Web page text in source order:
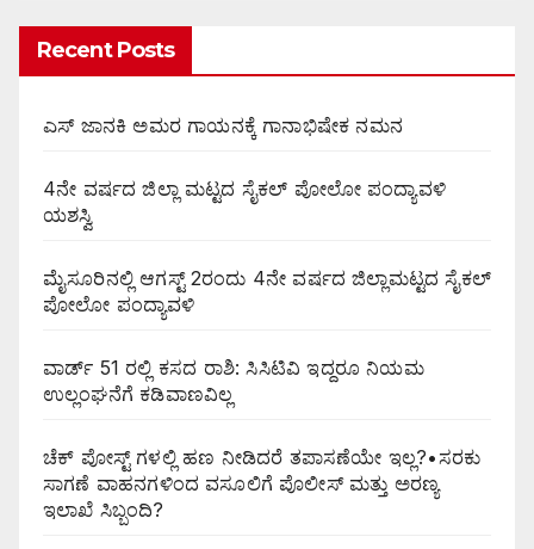
Recent Posts
ಎಸ್ ಜಾನಕಿ ಅಮರ ಗಾಯನಕ್ಕೆ ಗಾನಾಭಿಷೇಕ ನಮನ
4ನೇ ವರ್ಷದ ಜಿಲ್ಲಾ ಮಟ್ಟದ ಸೈಕಲ್ ಪೋಲೋ ಪಂದ್ಯಾವಳಿ
ಯಶಸ್ವಿ
ಮೈಸೂರಿನಲ್ಲಿ ಆಗಸ್ಟ್‌ 2ರಂದು 4ನೇ ವರ್ಷದ ಜಿಲ್ಲಾಮಟ್ಟದ ಸೈಕಲ್
ಪೋಲೋ ಪಂದ್ಯಾವಳಿ
ವಾರ್ಡ್ 51 ರಲ್ಲಿ ಕಸದ ರಾಶಿ: ಸಿಸಿಟಿವಿ ಇದ್ದರೂ ನಿಯಮ
ಉಲ್ಲಂಘನೆಗೆ ಕಡಿವಾಣವಿಲ್ಲ
ಚೆಕ್ ಪೋಸ್ಟ್ ಗಳಲ್ಲಿ ಹಣ ನೀಡಿದರೆ ತಪಾಸಣೆಯೇ ಇಲ್ಲ?•ಸರಕು
ಸಾಗಣೆ ವಾಹನಗಳಿಂದ ವಸೂಲಿಗೆ ಪೊಲೀಸ್ ಮತ್ತು ಅರಣ್ಯ
ಇಲಾಖೆ ಸಿಬ್ಬಂದಿ?